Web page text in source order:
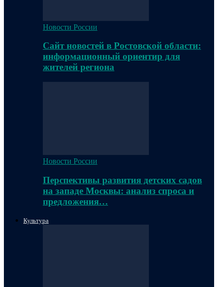
Новости России
Сайт новостей в Ростовской области:
информационный ориентир для
жителей региона
Новости России
Перспективы развития детских садов
на западе Москвы: анализ спроса и
предложения…
Культура